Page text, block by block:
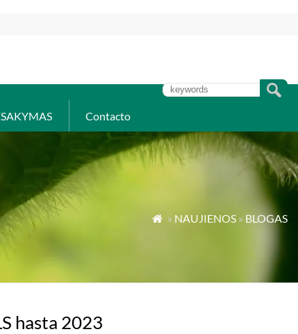
Contacto
 » NAUJIENOS » BLOGAS
hasta 2023